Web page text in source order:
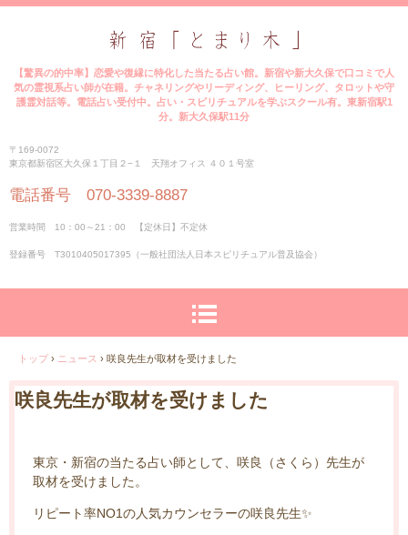
【驚異の的中率】恋愛や復縁に特化した当たる占い館。新宿や新大久保で口コミで人
気の霊視系占い師が在籍。チャネリングやリーディング、ヒーリング、タロットや守
護霊対話等。電話占い受付中。占い・スピリチュアルを学ぶスクール有。東新宿駅1
分。新大久保駅11分
〒169-0072
東京都新宿区大久保１丁目２−１ 天翔オフィス ４０１号室
電話番号 070-3339-8887
営業時間 10：00～21：00 【定休日】不定休
登録番号 T3010405017395（一般社団法人日本スピリチュアル普及協会）
トップ › ニュース › 咲良先生が取材を受けました
咲良先生が取材を受けました
東京・新宿の当たる占い師として、咲良（さくら）先生が
取材を受けました。
リピート率NO1の人気カウンセラーの咲良先生✨